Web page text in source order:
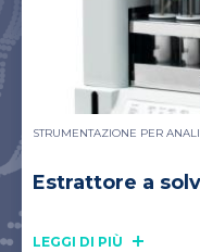
STRUMENTAZIONE PER
Estrattore a
LEGGI DI PIÙ